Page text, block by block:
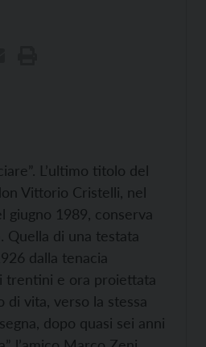
L’ultimo titolo del
Vittorio Cristelli, nel
giugno 1989, conserva
Quella di una testata
dalla tenacia
trentini e ora proiettata
di vita, verso la stessa
dopo quasi sei anni